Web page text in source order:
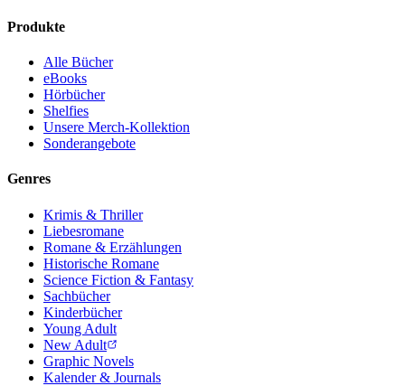
Produkte
Alle Bücher
eBooks
Hörbücher
Shelfies
Unsere Merch-Kollektion
Sonderangebote
Genres
Krimis & Thriller
Liebesromane
Romane & Erzählungen
Historische Romane
Science Fiction & Fantasy
Sachbücher
Kinderbücher
Young Adult
New Adult
Graphic Novels
Kalender & Journals